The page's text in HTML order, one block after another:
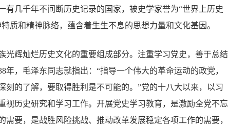
几千年不间断历史记录的国家，被史学家誉为“世界上历史
质和精神脉络，蕴含着生生不息的思想力量和文化基因。
光辉灿烂历史文化的重要组成部分。注重学习党史，善于总结
，毛泽东同志就指出：“指导一个伟大的革命运动的政党，
的了解，要取得胜利是不可能的。”党的十八大以来，以习
历史研究和学习工作。开展党史学习教育，是激励全党不忘
要，是战胜风险挑战、推动改革发展稳定各项工作的需要，